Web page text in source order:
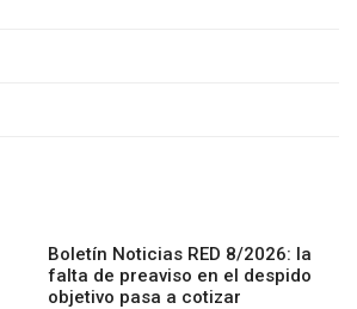
Boletín Noticias RED 8/2026: la
falta de preaviso en el despido
objetivo pasa a cotizar